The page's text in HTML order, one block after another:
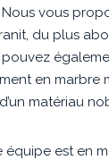
vous
du plus
pouvez
en marbre
matériau
équipe est en